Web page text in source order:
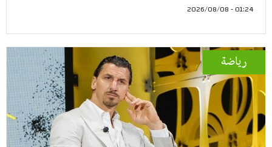
01:24 - 2026/08/08
رياضة